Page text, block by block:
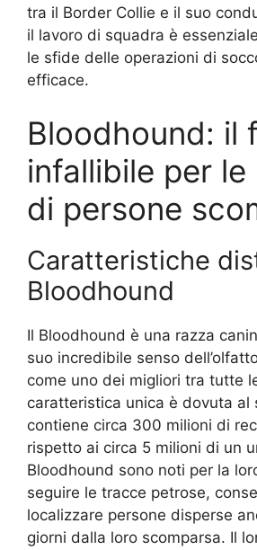
tra il Border Collie e il suo
il lavoro di squadra è
le sfide delle operazioni di
efficace.
Bloodhound: il
infallibile per
di persone
Caratteristiche
Bloodhound
Il Bloodhound è una razza
suo incredibile senso
come uno dei migliori tra tutte
caratteristica unica è dovuta al
contiene circa 300 milioni di
rispetto ai circa 5 milioni di un
Bloodhound sono noti per la
seguire le tracce petrose,
localizzare persone disperse
giorni dalla loro scomparsa. Il